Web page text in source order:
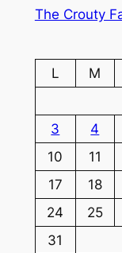
The Crouty
L
M
3
4
10
11
17
18
24
25
31